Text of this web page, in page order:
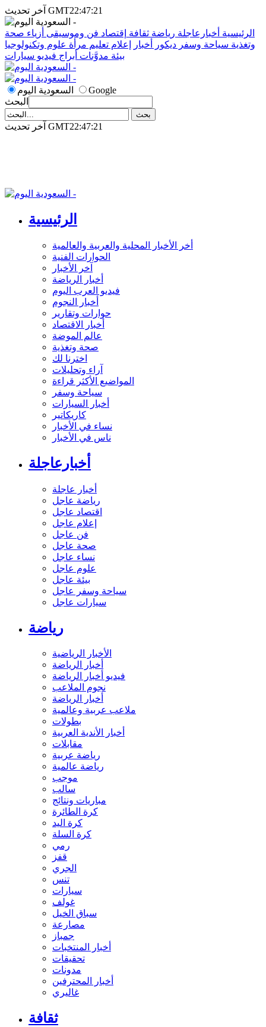
آخر تحديث GMT22:47:21
الرئيسية أخبارعاجلة رياضة ثقافة إقتصاد فن وموسيقى أزياء صحة
وتغذية سياحة وسفر ديكور أخبار إعلام تعليم مرأة علوم وتكنولوجيا
بيئة مدوَّنات أبراج فيديو سيارات
السعودية اليوم
Google
البحث
آخر تحديث GMT22:47:21
الرئيسية
أخر الأخبار المحلية والعربية والعالمية
الحوارات الفنية
آخر الأخبار
أخبار الرياضة
فيديو العرب اليوم
أخبار النجوم
حوارات وتقارير
أخبار الاقتصاد
عالم الموضة
صحة وتغذية
اخترنا لك
آراء وتحليلات
المواضيع الأكثر قراءة
سياحة وسفر
أخبار السيارات
كاريكاتير
نساء في الأخبار
ناس في الأخبار
أخبارعاجلة
أخبار عاجلة
رياضة عاجل
اقتصاد عاجل
إعلام عاجل
فن عاجل
صحة عاجل
نساء عاجل
علوم عاجل
بيئة عاجل
سياحة وسفر عاجل
سيارات عاجل
رياضة
الأخبار الرياضية
أخبار الرياضة
فيديو أخبار الرياضة
نجوم الملاعب
أخبار الرياضة
ملاعب عربية وعالمية
بطولات
أخبار الأندية العربية
مقابلات
رياضة عربية
رياضة عالمية
موجب
سالب
مباريات ونتائج
كرة الطائرة
كرة اليد
كرة السلة
رمي
قفز
الجري
تنس
سيارات
غولف
سباق الخيل
مصارعة
جمباز
أخبار المنتخبات
تحقيقات
مدونات
أخبار المحترفين
غاليري
ثقافة